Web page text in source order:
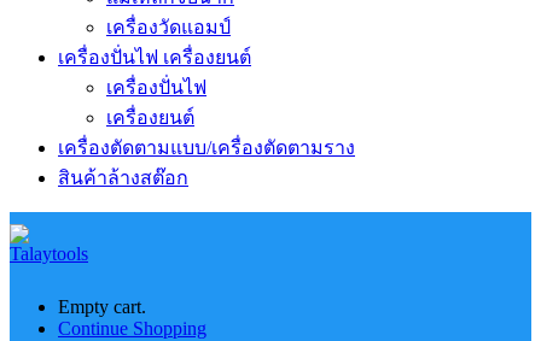
เครื่องวัดแอมป์
เครื่องปั่นไฟ เครื่องยนต์
เครื่องปั่นไฟ
เครื่องยนต์
เครื่องตัดตามแบบ/เครื่องตัดตามราง
สินค้าล้างสต๊อก
Empty cart.
Continue Shopping